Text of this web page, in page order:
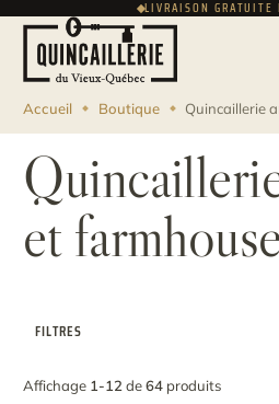
LIVRAISON GRATUITE
ENGLISHUSD
Accueil Boutique Quincaillerie
et farmhouse
FILTRES
Affichage 1-12 de64 produits